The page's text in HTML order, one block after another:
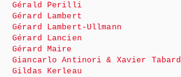
Gérald Perilli
Gérard Lambert
Gérard Lambert-Ullmann
Gérard Lancien
Gérard Maire
Giancarlo Antinori & Xavier Tabard
Gildas Kerleau